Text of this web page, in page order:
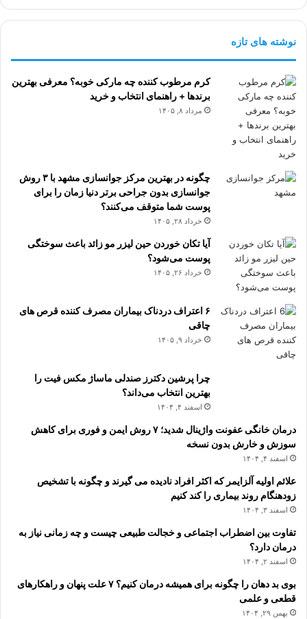
نوشته های تازه
کرم مرطوب کننده چه مارکی خوبه؟ معرفی بهترین
برندها + راهنمای انتخاب و خرید
مرداد ۸, ۱۴۰۵
چگونه در بهترین مرکز جوانسازی مشهد با ۳ روش
جوانسازی بدون جراحی برتر دنیا زمان را برای
پوست شما متوقف می‌کنند؟
خرداد ۲۸, ۱۴۰۵
آیا تکان خوردن حین لیزر مو زائد باعث سوختگی
پوست می‌شود؟
خرداد ۲۶, ۱۴۰۵
۶ اعتراف دردناک بیماران مصرف کننده قرص های
چاقی
خرداد ۹, ۱۴۰۵
چرا پرشین دکترز صندلی ماساژ مکس فیت را
بهترین انتخاب می‌داند؟
اسفند ۴, ۱۴۰۴
درمان خانگی عفونت واژینال شدید؛ ۷ روش ایمن و فوری برای کاهش
سوزش و خارش بدون نسخه
اسفند ۴, ۱۴۰۴
علائم اولیه آلزایمر که اکثر افراد نادیده می گیرند و چگونه با تشخیص
زودهنگام روند بیماری را کند کنیم
اسفند ۳, ۱۴۰۴
تفاوت بین اضطراب اجتماعی و خجالت طبیعی چیست و چه زمانی نیاز به
درمان دارد؟
اسفند ۲, ۱۴۰۴
بوی بد دهان را چگونه برای همیشه درمان کنیم؟ ۷ علت پنهان و راهکارهای
قطعی و علمی
بهمن ۲۹, ۱۴۰۴